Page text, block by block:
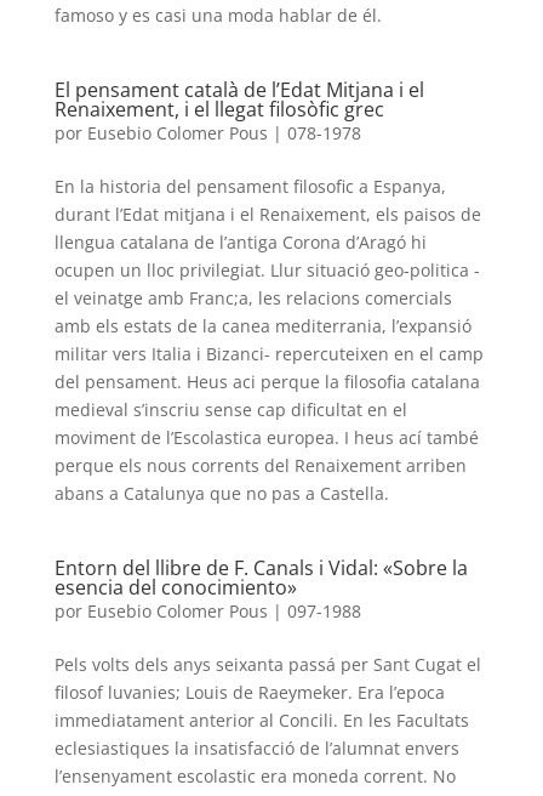
famoso y es casi una moda hablar de él.
El pensament català de l’Edat Mitjana i el
Renaixement, i el llegat filosòfic grec
por Eusebio Colomer Pous | 078-1978
En la historia del pensament filosofic a Espanya,
durant l’Edat mitjana i el Renaixement, els paisos de
llengua catalana de l’antiga Corona d’Aragó hi
ocupen un lloc privilegiat. Llur situació geo-politica -
el veinatge amb Franc;a, les relacions comercials
amb els estats de la canea mediterrania, l’expansió
militar vers Italia i Bizanci- repercuteixen en el camp
del pensament. Heus aci perque la filosofia catalana
medieval s’inscriu sense cap dificultat en el
moviment de l’Escolastica europea. I heus ací també
perque els nous corrents del Renaixement arriben
abans a Catalunya que no pas a Castella.
Entorn del llibre de F. Canals i Vidal: «Sobre la
esencia del conocimiento»
por Eusebio Colomer Pous | 097-1988
Pels volts dels anys seixanta passá per Sant Cugat el
filosof luvanies; Louis de Raeymeker. Era l’epoca
immediatament anterior al Concili. En les Facultats
eclesiastiques la insatisfacció de l’alumnat envers
l’ensenyament escolastic era moneda corrent. No